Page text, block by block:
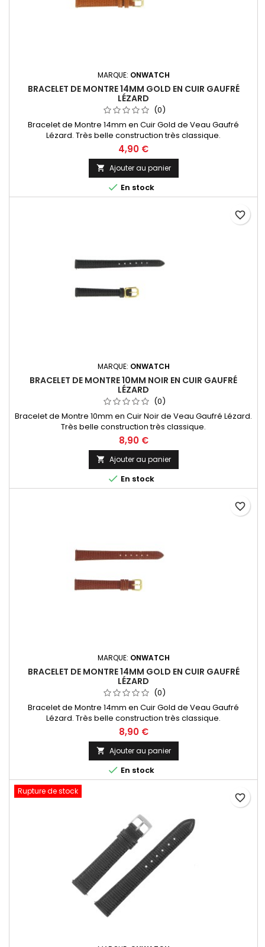
MARQUE: ONWATCH
BRACELET DE MONTRE 14MM GOLD EN CUIR GAUFRÉ
LÉZARD
(0)
Bracelet de Montre 14mm en Cuir Gold de Veau Gaufré
Lézard. Très belle construction très classique.
4,90 €
 Ajouter au panier
 En stock
MARQUE: ONWATCH
BRACELET DE MONTRE 10MM NOIR EN CUIR GAUFRÉ
LÉZARD
(0)
Bracelet de Montre 10mm en Cuir Noir de Veau Gaufré Lézard.
Très belle construction très classique.
8,90 €
 Ajouter au panier
 En stock
favorite_border
MARQUE: ONWATCH
BRACELET DE MONTRE 14MM GOLD EN CUIR GAUFRÉ
LÉZARD
(0)
Bracelet de Montre 14mm en Cuir Gold de Veau Gaufré
Lézard. Très belle construction très classique.
8,90 €
 Ajouter au panier
 En stock
favorite_border
Rupture de stock
favorite_border